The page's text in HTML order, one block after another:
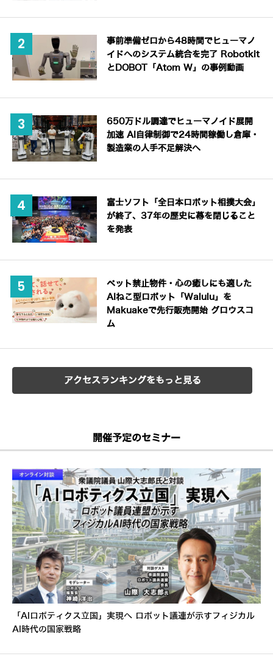
事前準備ゼロから48時間でヒューマノ
イドへのシステム統合を完了 Robotkit
とDOBOT「Atom W」の事例動画
650万ドル調達でヒューマノイド展開
加速 AI自律制御で24時間稼働し倉庫・
製造業の人手不足解決へ
富士ソフト「全日本ロボット相撲大会」
が終了、37年の歴史に幕を閉じること
を発表
ペット禁止物件・心の癒しにも適した
AIねこ型ロボット「Walulu」を
Makuakeで先行販売開始 グロウスコ
ム
アクセスランキングをもっと見る
開催予定のセミナー
「AIロボティクス立国」実現へ ロボット議連が示すフィジカル
AI時代の国家戦略